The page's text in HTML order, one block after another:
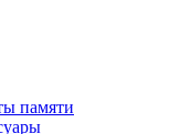
памяти